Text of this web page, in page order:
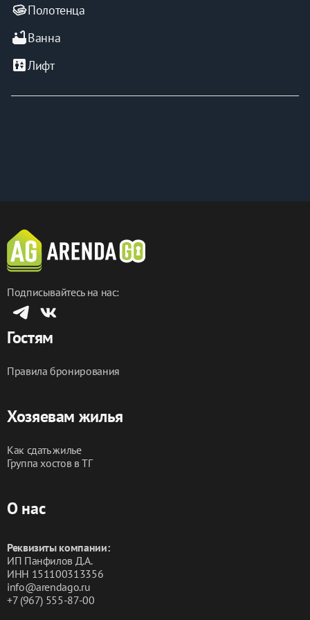
Полотенца
bathtubВанна
elevatorЛифт
Подписывайтесь на нас:
Гостям
Правила бронирования
Хозяевам жилья
Как сдать жилье
Группа хостов в ТГ
О нас
Реквизиты компании:
ИП Панфилов Д.А.
ИНН 151100313356
info@arendago.ru
+7 (967) 555-87-00